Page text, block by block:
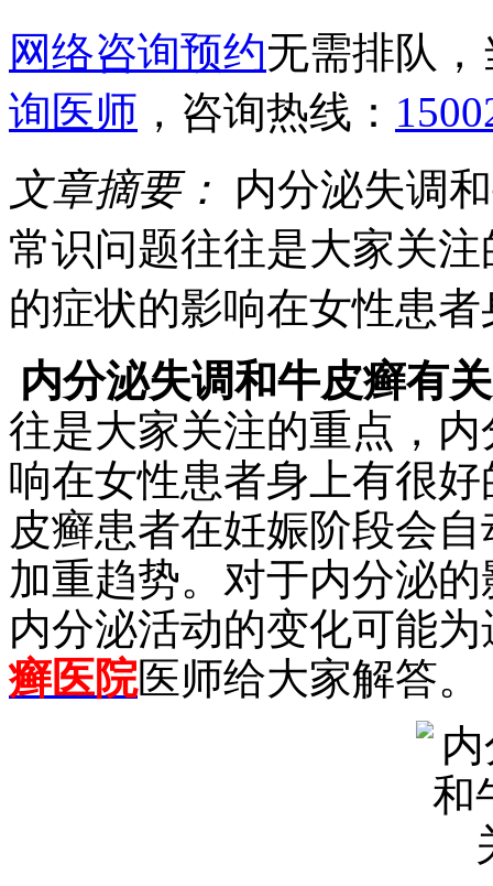
网络咨询预约无需排队
询医师 ，咨询热线：
文章摘要： 内分泌失调
常识问题往往是大家关
的症状的影响在女性患
内分泌失调和牛皮癣有
往是大家关注的重点，
响在女性患者身上有很
皮癣患者在妊娠阶段会
加重趋势。对于内分泌
内分泌活动的变化可能
癣医院医师给大家解答。